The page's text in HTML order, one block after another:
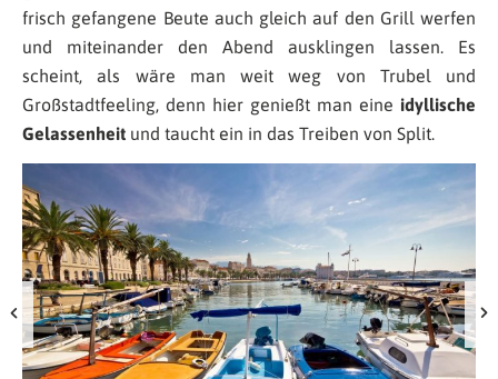
frisch gefangene Beute auch gleich auf den Grill werfen
und miteinander den Abend ausklingen lassen. Es
scheint, als wäre man weit weg von Trubel und
Großstadtfeeling, denn hier genießt man eine idyllische
Gelassenheit und taucht ein in das Treiben von Split.